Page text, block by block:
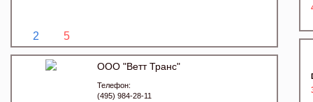
2 5
ООО "Ветт Транс"
Телефон:
(495) 984-28-11